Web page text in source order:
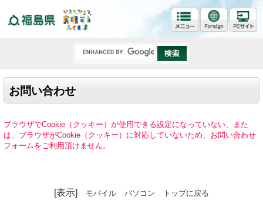
お問い合わせ
ブラウザでCookie（クッキー）が使用できる設定になっていない、また
は、ブラウザがCookie（クッキー）に対応していないため、お問い合わせ
フォームをご利用頂けません。
[表示] モバイル パソコン トップに戻る